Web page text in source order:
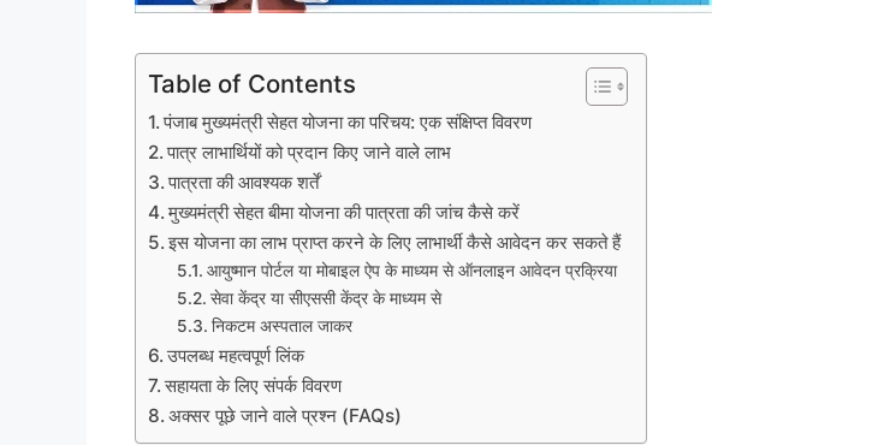
Table of Contents
पंजाब मुख्यमंत्री सेहत योजना का परिचय: एक संक्षिप्त विवरण
पात्र लाभार्थियों को प्रदान किए जाने वाले लाभ
पात्रता की आवश्यक शर्तें
मुख्यमंत्री सेहत बीमा योजना की पात्रता की जांच कैसे करें
इस योजना का लाभ प्राप्त करने के लिए लाभार्थी कैसे आवेदन कर सकते हैं
आयुष्मान पोर्टल या मोबाइल ऐप के माध्यम से ऑनलाइन आवेदन प्रक्रिया
सेवा केंद्र या सीएससी केंद्र के माध्यम से
निकटम अस्पताल जाकर
उपलब्ध महत्वपूर्ण लिंक
सहायता के लिए संपर्क विवरण
अक्सर पूछे जाने वाले प्रश्न (FAQs)